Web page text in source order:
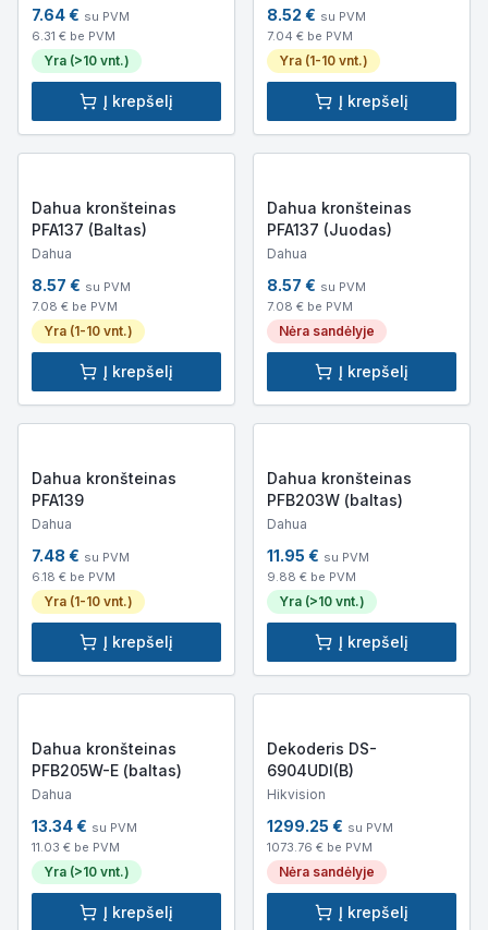
7.64€ su PVM
6.31 € be PVM
Yra (>10 vnt.)
Į krepšelį
8.52 € su PVM
7.04 € be PVM
Yra (1-10 vnt.)
Į krepšelį
Dahua kronšteinas
PFA137 (Baltas)
Dahua
8.57 € su PVM
7.08 € be PVM
Yra (1-10 vnt.)
Į krepšelį
Dahua kronšteinas
PFA137 (Juodas)
Dahua
8.57 € su PVM
7.08 € be PVM
Nėra sandėlyje
Į krepšelį
Dahua kronšteinas
PFA139
Dahua
7.48 € su PVM
6.18 € be PVM
Yra (1-10 vnt.)
Į krepšelį
Dahua kronšteinas
PFB203W (baltas)
Dahua
11.95 € su PVM
9.88 € be PVM
Yra (>10 vnt.)
Į krepšelį
Dahua kronšteinas
PFB205W-E (baltas)
Dahua
13.34€ su PVM
11.03 € be PVM
Yra (>10 vnt.)
Į krepšelį
Dekoderis DS-
6904UDI(B)
Hikvision
1299.25 € su PVM
1073.76 € be PVM
Nėra sandėlyje
Į krepšelį